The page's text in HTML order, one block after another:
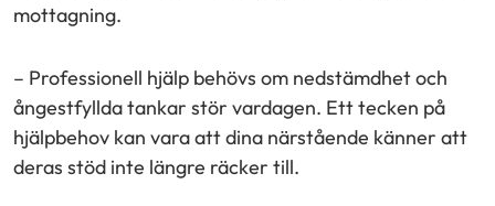
mottagning.
– Professionell hjälp behövs om nedstämdhet och
ångestfyllda tankar stör vardagen. Ett tecken på
hjälpbehov kan vara att dina närstående känner att
deras stöd inte längre räcker till.